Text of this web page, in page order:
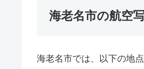
海老名市の航空
海老名市では、以下の地